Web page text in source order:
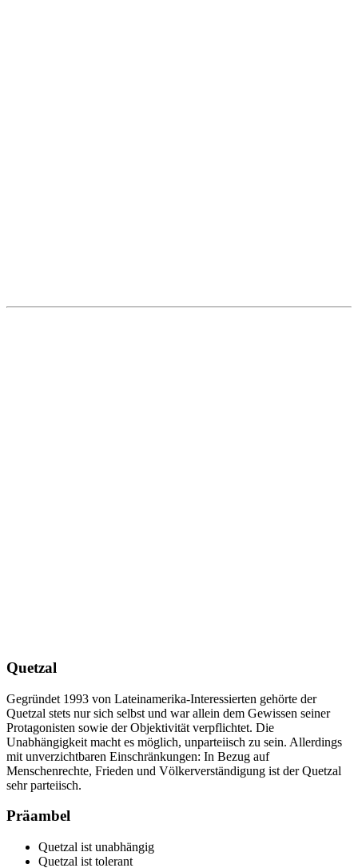
Quetzal
Gegründet 1993 von Lateinamerika-Interessierten gehörte der
Quetzal stets nur sich selbst und war allein dem Gewissen seiner
Protagonisten sowie der Objektivität verpflichtet. Die
Unabhängigkeit macht es möglich, unparteiisch zu sein. Allerdings
mit unverzichtbaren Einschränkungen: In Bezug auf
Menschenrechte, Frieden und Völkerverständigung ist der Quetzal
sehr parteiisch.
Präambel
Quetzal ist unabhängig
Quetzal ist tolerant